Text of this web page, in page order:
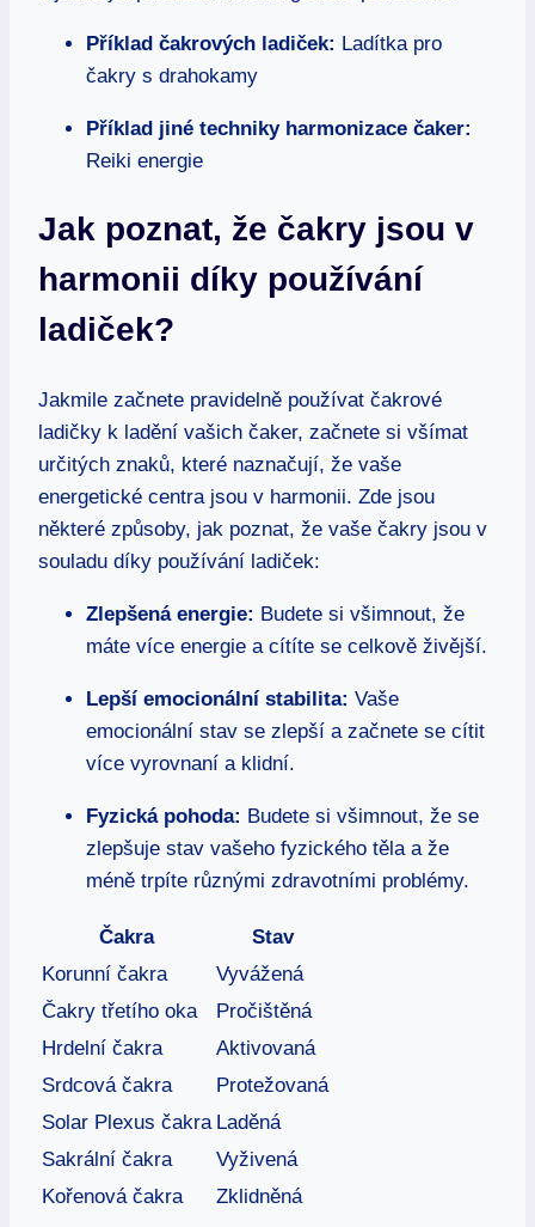
Příklad čakrových ladiček: Ladítka pro
čakry s drahokamy
Příklad jiné techniky harmonizace čaker:
Reiki energie
Jak poznat, že čakry jsou v
harmonii díky používání
ladiček?
Jakmile začnete pravidelně používat čakrové
ladičky k ladění vašich čaker, začnete si všímat
určitých znaků, které naznačují, že vaše
energetické centra jsou v harmonii. Zde jsou
některé způsoby, jak poznat, že vaše čakry jsou v
souladu díky používání ladiček:
Zlepšená energie: Budete si všimnout, že
máte více energie a cítíte se celkově živější.
Lepší emocionální stabilita: Vaše
emocionální stav se zlepší a začnete se cítit
více vyrovnaní a klidní.
Fyzická pohoda: Budete si všimnout, že se
zlepšuje stav vašeho fyzického těla a že
méně trpíte různými zdravotními problémy.
Čakra
Stav
Korunní čakra
Vyvážená
Čakry třetího oka
Pročištěná
Hrdelní čakra
Aktivovaná
Srdcová čakra
Protežovaná
Solar Plexus čakra Laděná
Sakrální čakra
Vyživená
Kořenová čakra
Zklidněná